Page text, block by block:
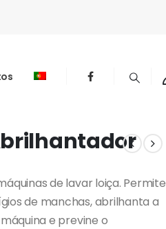
de lavar loiça. Permite
de manchas, abrilhanta a
e previne o